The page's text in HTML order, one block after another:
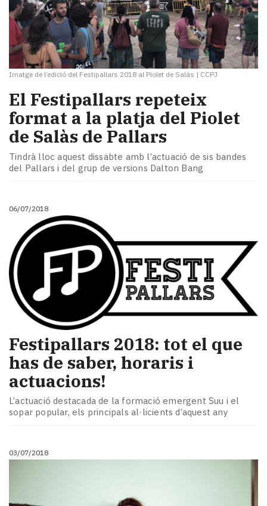
Imatge de l’edició del Festipallars 2018 al Piolet de Salàs | CCPJ
El Festipallars repeteix
format a la platja del Piolet
de Salàs de Pallars
Tindrà lloc aquest dissabte amb l’actuació de sis bandes
del Pallars i del grup de versions Dalton Bang
06/07/2018
Festipallars 2018: tot el que
has de saber, horaris i
actuacions!
L’actuació destacada de la formació emergent Suu i el
sopar popular, els principals al·licients d’aquest any
03/07/2018